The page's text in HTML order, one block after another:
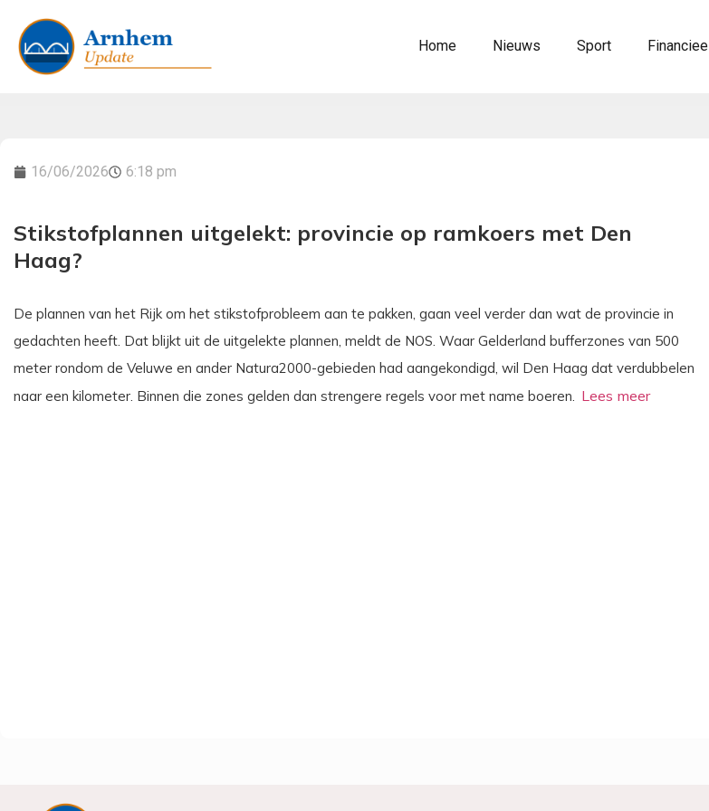
Home Nieuws Sport Financieel
16/06/2026 6:18 pm
Stikstofplannen uitgelekt: provincie op ramkoers met Den
Haag?
De plannen van het Rijk om het stikstofprobleem aan te pakken, gaan veel verder dan wat de provincie in
gedachten heeft. Dat blijkt uit de uitgelekte plannen, meldt de NOS. Waar Gelderland bufferzones van 500
meter rondom de Veluwe en ander Natura2000-gebieden had aangekondigd, wil Den Haag dat verdubbelen
naar een kilometer. Binnen die zones gelden dan strengere regels voor met name boeren.